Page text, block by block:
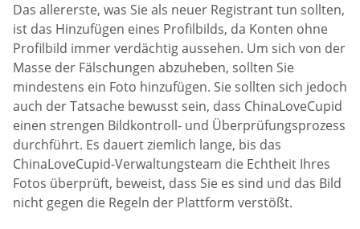
Das allererste, was Sie als neuer Registrant tun sollten,
ist das Hinzufügen eines Profilbilds, da Konten ohne
Profilbild immer verdächtig aussehen. Um sich von der
Masse der Fälschungen abzuheben, sollten Sie
mindestens ein Foto hinzufügen. Sie sollten sich jedoch
auch der Tatsache bewusst sein, dass ChinaLoveCupid
einen strengen Bildkontroll- und Überprüfungsprozess
durchführt. Es dauert ziemlich lange, bis das
ChinaLoveCupid-Verwaltungsteam die Echtheit Ihres
Fotos überprüft, beweist, dass Sie es sind und das Bild
nicht gegen die Regeln der Plattform verstößt.